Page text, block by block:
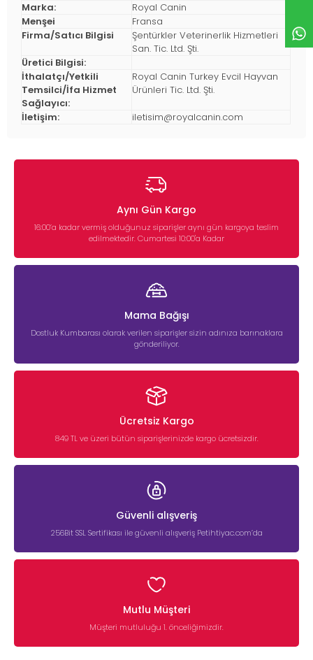
Marka:
Royal Canin
Menşei
Fransa
Firma/Satıcı Bilgisi
Şentürkler Veterinerlik Hizmetleri
San. Tic. Ltd. Şti.
Üretici Bilgisi:
İthalatçı/Yetkili
Temsilci/İfa Hizmet
Sağlayıcı:
Royal Canin Turkey Evcil Hayvan
Ürünleri Tic. Ltd. Şti.
İletişim: iletisim@royalcanin.com
Aynı Gün Kargo
16:00’a kadar vermiş olduğunuz siparişler aynı gün kargoya teslim
edilmektedir. Cumartesi 10:00'a Kadar
Mama Bağışı
Dostluk Kumbarası olarak verilen siparişler sizin adınıza barınaklara
gönderiliyor.
Ücretsiz Kargo
849 TL ve üzeri bütün siparişlerinizde kargo ücretsizdir.
Güvenli alışveriş
256Bit SSL Sertifikası ile güvenli alışveriş Petihtiyac.com’da
Mutlu Müşteri
Müşteri mutluluğu 1. önceliğimizdir.